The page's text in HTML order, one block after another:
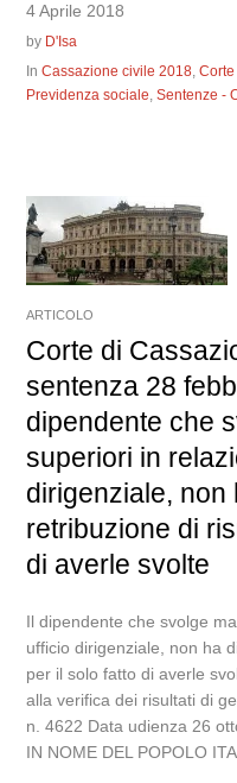
4 Aprile 2018
by D'Isa
InCassazione civile 2018,
Previdenza sociale,Sentenze -
ARTICOLO
Corte di
sentenza 28
dipendente che
superiori in
dirigenziale, non
retribuzione di
di averle svolte
Il dipendente che svolge
ufficio dirigenziale, non ha
per il solo fatto di averle
alla verifica dei risultati di
n. 4622 Data udienza 26
IN NOME DEL POPOLO